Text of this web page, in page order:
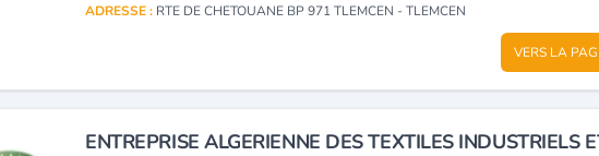
ADRESSE : RTE DE CHETOUANE BP 971 TLEMCEN - TLEMCEN
VERS LA
ENTREPRISE ALGERIENNE DES TEXTILES INDUSTRIELS